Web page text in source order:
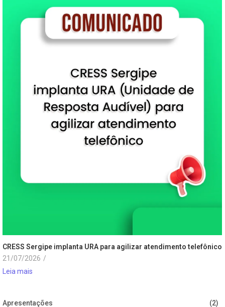
CRESS Sergipe implanta URA para agilizar atendimento telefônico
21/07/2026 /
Leia mais
Apresentações (2)